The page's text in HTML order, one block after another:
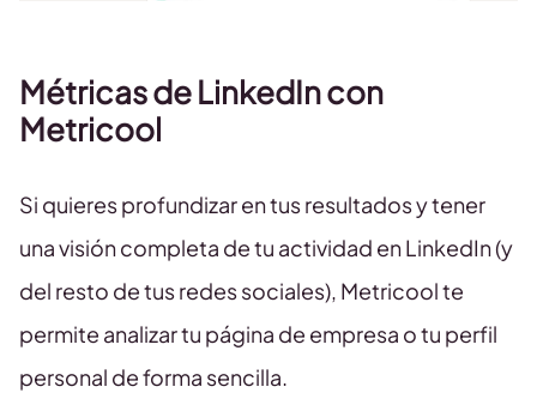
Métricas de LinkedIn con
Metricool
Si quieres profundizar en tus resultados y tener
una visión completa de tu actividad en LinkedIn (y
del resto de tus redes sociales), Metricool te
permite analizar tu página de empresa o tu perfil
personal de forma sencilla.